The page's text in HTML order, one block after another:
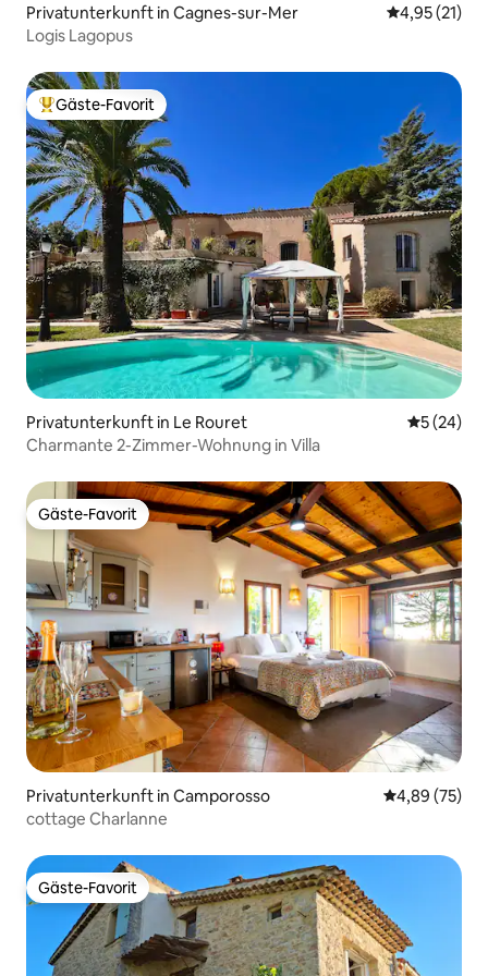
Privatunterkunft in Cagnes-sur-Mer
4,95 (21)
Logis Lagopus
Beliebter Gäste-Favorit.
Gäste-Favorit
Privatunterkunft in Le Rouret
5 (24)
Charmante 2-Zimmer-Wohnung in Villa
Gäste-Favorit
Gäste-Favorit
Privatunterkunft in Camporosso
4,89 (75)
cottage Charlanne
Gäste-Favorit
Gäste-Favorit